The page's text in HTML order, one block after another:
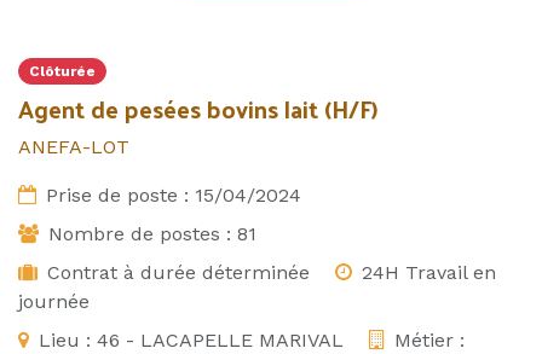
Clôturée
Agent de pesées bovins lait (H/F)
ANEFA-LOT
Prise de poste : 15/04/2024
Nombre de postes : 81
Contrat à durée déterminée
24H Travail en
journée
Lieu : 46 - LACAPELLE MARIVAL Métier :